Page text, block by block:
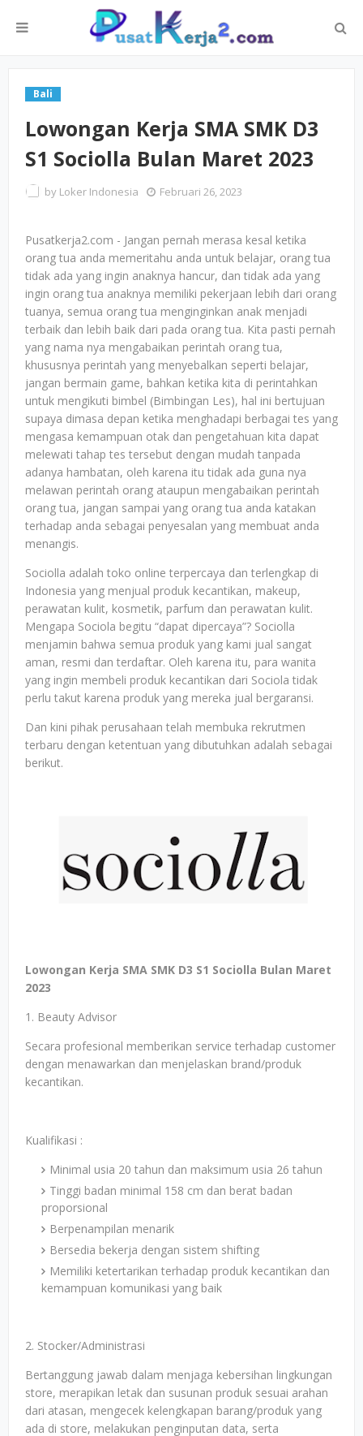
Bali
Lowongan Kerja SMA SMK D3
S1 Sociolla Bulan Maret 2023
by Loker Indonesia Februari 26, 2023
Pusatkerja2.com - Jangan pernah merasa kesal ketika
orang tua anda memeritahu anda untuk belajar, orang tua
tidak ada yang ingin anaknya hancur, dan tidak ada yang
ingin orang tua anaknya memiliki pekerjaan lebih dari orang
tuanya, semua orang tua menginginkan anak menjadi
terbaik dan lebih baik dari pada orang tua. Kita pasti pernah
yang nama nya mengabaikan perintah orang tua,
khususnya perintah yang menyebalkan seperti belajar,
jangan bermain game, bahkan ketika kita di perintahkan
untuk mengikuti bimbel (Bimbingan Les), hal ini bertujuan
supaya dimasa depan ketika menghadapi berbagai tes yang
mengasa kemampuan otak dan pengetahuan kita dapat
melewati tahap tes tersebut dengan mudah tanpada
adanya hambatan, oleh karena itu tidak ada guna nya
melawan perintah orang ataupun mengabaikan perintah
orang tua, jangan sampai yang orang tua anda katakan
terhadap anda sebagai penyesalan yang membuat anda
menangis.
Sociolla adalah toko online terpercaya dan terlengkap di
Indonesia yang menjual produk kecantikan, makeup,
perawatan kulit, kosmetik, parfum dan perawatan kulit.
Mengapa Sociola begitu “dapat dipercaya”? Sociolla
menjamin bahwa semua produk yang kami jual sangat
aman, resmi dan terdaftar. Oleh karena itu, para wanita
yang ingin membeli produk kecantikan dari Sociola tidak
perlu takut karena produk yang mereka jual bergaransi.
Dan kini pihak perusahaan telah membuka rekrutmen
terbaru dengan ketentuan yang dibutuhkan adalah sebagai
berikut.
Lowongan Kerja SMA SMK D3 S1 Sociolla Bulan Maret
2023
1. Beauty Advisor
Secara profesional memberikan service terhadap customer
dengan menawarkan dan menjelaskan brand/produk
kecantikan.
Kualifikasi :
Minimal usia 20 tahun dan maksimum usia 26 tahun
Tinggi badan minimal 158 cm dan berat badan
proporsional
Berpenampilan menarik
Bersedia bekerja dengan sistem shifting
Memiliki ketertarikan terhadap produk kecantikan dan
kemampuan komunikasi yang baik
2. Stocker/Administrasi
Bertanggung jawab dalam menjaga kebersihan lingkungan
store, merapikan letak dan susunan produk sesuai arahan
dari atasan, mengecek kelengkapan barang/produk yang
ada di store, melakukan penginputan data, serta